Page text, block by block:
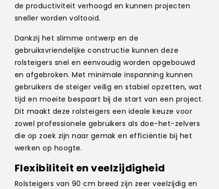
de productiviteit verhoogd en kunnen projecten
sneller worden voltooid.
Dankzij het slimme ontwerp en de
gebruiksvriendelijke constructie kunnen deze
rolsteigers snel en eenvoudig worden opgebouwd
en afgebroken. Met minimale inspanning kunnen
gebruikers de steiger veilig en stabiel opzetten, wat
tijd en moeite bespaart bij de start van een project.
Dit maakt deze rolsteigers een ideale keuze voor
zowel professionele gebruikers als doe-het-zelvers
die op zoek zijn naar gemak en efficiëntie bij het
werken op hoogte.
Flexibiliteit en veelzijdigheid
Rolsteigers van 90 cm breed zijn zeer veelzijdig en